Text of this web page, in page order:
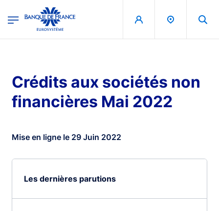
Banque de France - Menu Principal
Crédits aux sociétés non
financières Mai 2022
Mise en ligne le 29 Juin 2022
Les dernières parutions